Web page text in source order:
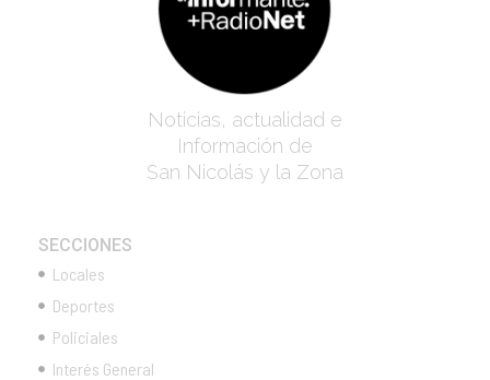
Noticias, actualidad e
Información de
San Nicolás y la Zona
SECCIONES
Locales
Deportes
Policiales
Interés General